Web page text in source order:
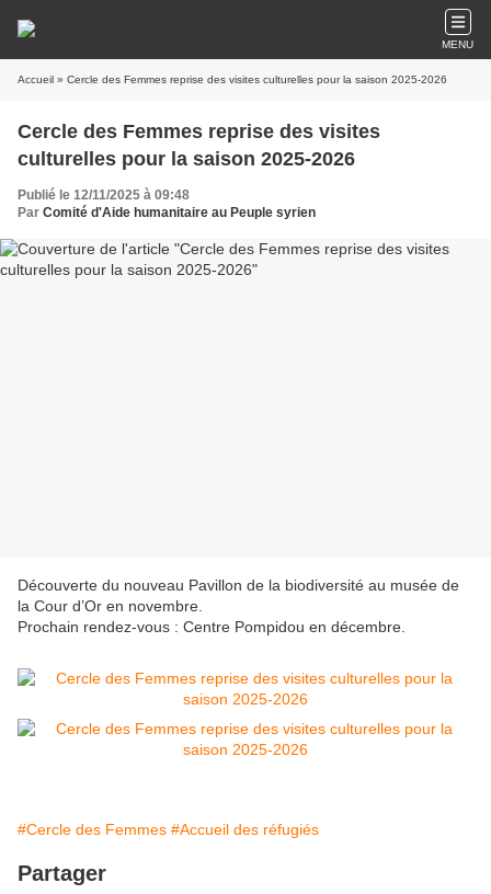
MENU
Accueil » Cercle des Femmes reprise des visites culturelles pour la saison 2025-2026
Cercle des Femmes reprise des visites
culturelles pour la saison 2025-2026
Publié le 12/11/2025 à 09:48
Par Comité d'Aide humanitaire au Peuple syrien
Découverte du nouveau Pavillon de la biodiversité au musée de
la Cour d’Or en novembre.
Prochain rendez-vous : Centre Pompidou en décembre.
#Cercle des Femmes #Accueil des réfugiés
Partager